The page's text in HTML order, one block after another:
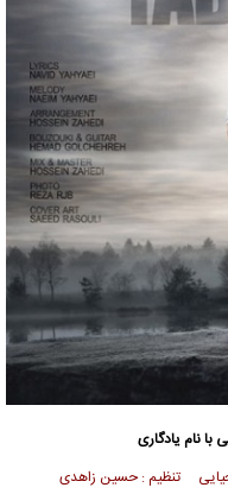
با نام یادگاری
تنظیم : حسین زاهدی